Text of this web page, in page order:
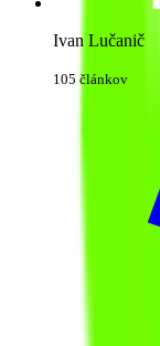
Ivan Lučanič
105 článkov